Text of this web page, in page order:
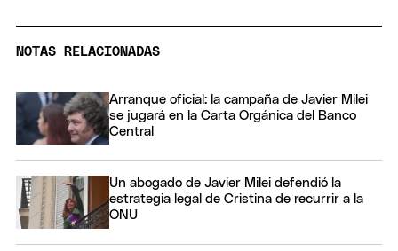
NOTAS RELACIONADAS
Arranque oficial: la campaña de Javier Milei
se jugará en la Carta Orgánica del Banco
Central
Un abogado de Javier Milei defendió la
estrategia legal de Cristina de recurrir a la
ONU